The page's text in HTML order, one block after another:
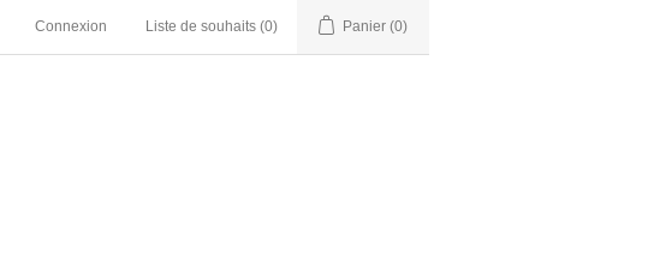
Connexion Liste de souhaits (0) Panier (0)